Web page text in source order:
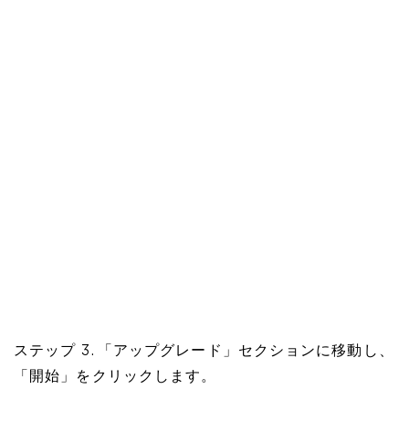
ステップ 3. 「アップグレード」セクションに移動し、
「開始」をクリックします。